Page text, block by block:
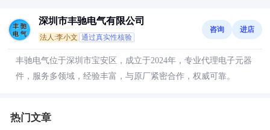
深圳市丰驰电气有限公司
法人:李小文 通过真实性核验
咨询 进店
丰驰电气位于深圳市宝安区，成立于2024年，专业代理电子元器
件，服务多领域，经验丰富，与原厂紧密合作，权威可靠。
热门文章